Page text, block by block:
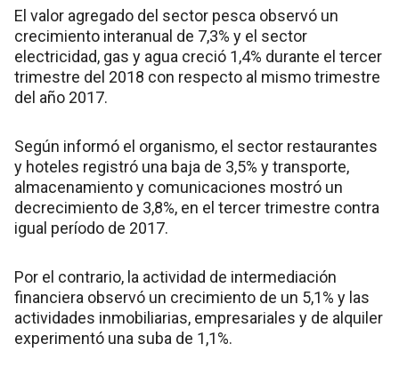
El valor agregado del sector pesca observó un
crecimiento interanual de 7,3% y el sector
electricidad, gas y agua creció 1,4% durante el tercer
trimestre del 2018 con respecto al mismo trimestre
del año 2017.
Según informó el organismo, el sector restaurantes
y hoteles registró una baja de 3,5% y transporte,
almacenamiento y comunicaciones mostró un
decrecimiento de 3,8%, en el tercer trimestre contra
igual período de 2017.
Por el contrario, la actividad de intermediación
financiera observó un crecimiento de un 5,1% y las
actividades inmobiliarias, empresariales y de alquiler
experimentó una suba de 1,1%.